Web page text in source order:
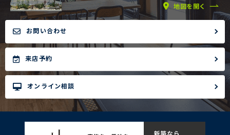
地図を開く
お問い合わせ
来店予約
オンライン相談